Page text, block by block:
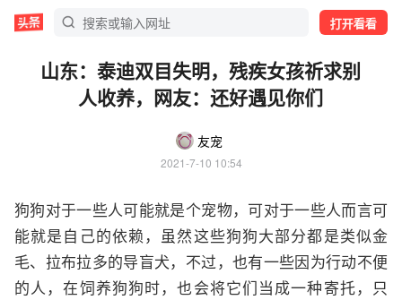
打开看看
山东：泰迪双目失明，残疾女孩祈求别
人收养，网友：还好遇见你们
友宠
2021-7-10 10:54
狗狗对于一些人可能就是个宠物，可对于一些人而言可
能就是自己的依赖，虽然这些狗狗大部分都是类似金
毛、拉布拉多的导盲犬，不过，也有一些因为行动不便
的人，在饲养狗狗时，也会将它们当成一种寄托，只